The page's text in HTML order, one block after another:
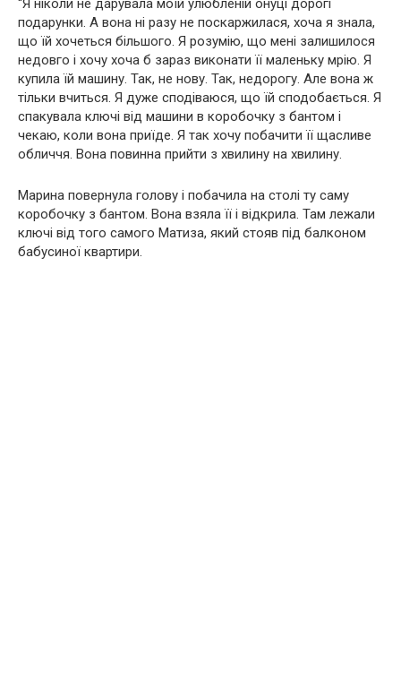
“Я ніколи не дарувала моїй улюбленій онуці дорогі
подарунки. А вона ні разу не поскаржилася, хоча я знала,
що їй хочеться більшого. Я розумію, що мені залишилося
недовго і хочу хоча б зараз виконати її маленьку мрію. Я
купила їй машину. Так, не нову. Так, недорогу. Але вона ж
тільки вчиться. Я дуже сподіваюся, що їй сподобається. Я
спакувала ключі від машини в коробочку з бантом і
чекаю, коли вона приїде. Я так хочу побачити її щасливе
обличчя. Вона повинна прийти з хвилину на хвилину.
Марина повернула голову і побачила на столі ту саму
коробочку з бантом. Вона взяла її і відкрила. Там лежали
ключі від того самого Матиза, який стояв під балконом
бабусиної квартири.